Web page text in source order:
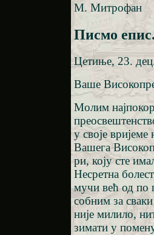
М. Митрофан
Писмо
Цетиње, 23.
Ваше
Молим
у своје
Вашега
ри, коју сте
Несретна
мучи већ од по
собним за
није милило,
зимати у